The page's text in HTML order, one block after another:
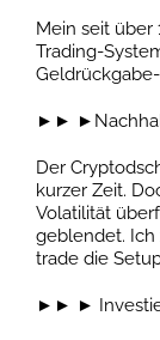
Mein seit über
Trading-
►►
Der
kurzer Zeit.
Volatilität
geblendet.
trade die
►► ►